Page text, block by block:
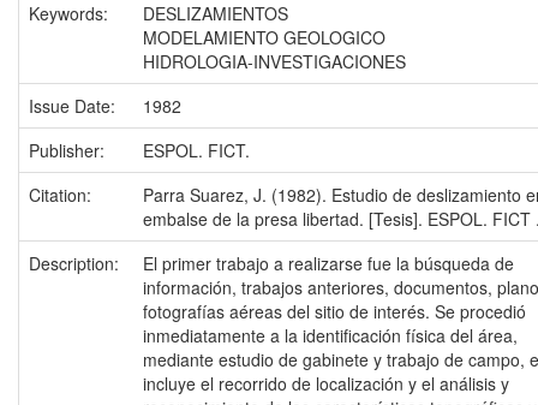
Keywords:
DESLIZAMIENTOS
MODELAMIENTO GEOLOGICO
HIDROLOGIA-INVESTIGACIONES
Issue Date:
1982
Publisher:
ESPOL. FICT.
Citation:
Parra Suarez, J. (1982). Estudio de deslizamiento
embalse de la presa libertad. [Tesis]. ESPOL. FICT
Description:
El primer trabajo a realizarse fue la búsqueda de
información, trabajos anteriores, documentos,
fotografías aéreas del sitio de interés. Se procedió
inmediatamente a la identificación física del área,
mediante estudio de gabinete y trabajo de campo,
incluye el recorrido de localización y el análisis y